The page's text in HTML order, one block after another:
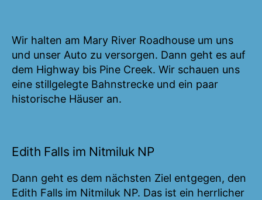
Wir halten am Mary River Roadhouse um uns
und unser Auto zu versorgen. Dann geht es auf
dem Highway bis Pine Creek. Wir schauen uns
eine stillgelegte Bahnstrecke und ein paar
historische Häuser an.
Edith Falls im Nitmiluk NP
Dann geht es dem nächsten Ziel entgegen, den
Edith Falls im Nitmiluk NP. Das ist ein herrlicher